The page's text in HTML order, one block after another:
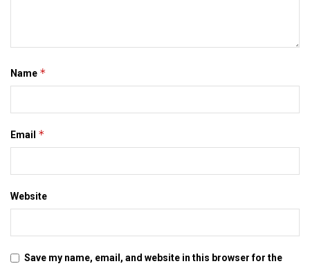
Name *
Email *
Website
Save my name, email, and website in this browser for the